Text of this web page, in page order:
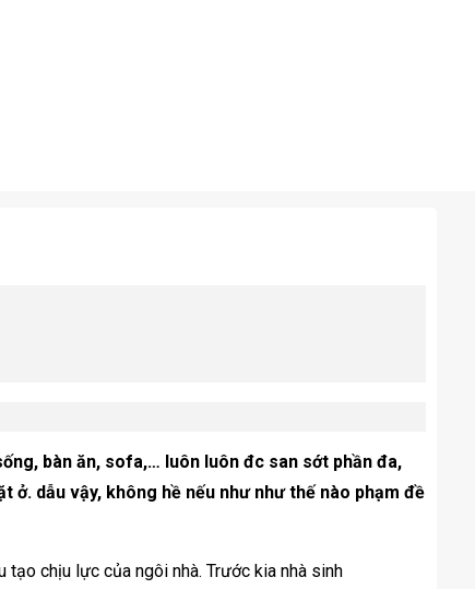
bàn ăn, sofa,… luôn luôn đc san sớt phần đa,
ở. dẫu vậy, không hề nếu như như thế nào phạm đề
tạo chịu lực của ngôi nhà. Trước kia nhà sinh